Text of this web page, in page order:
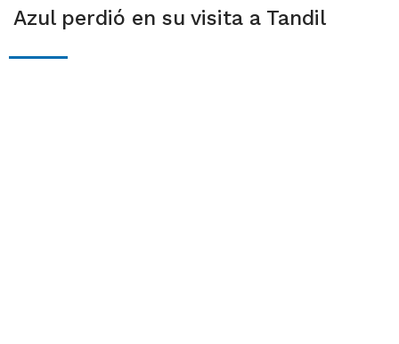
Azul perdió en su visita a Tandil